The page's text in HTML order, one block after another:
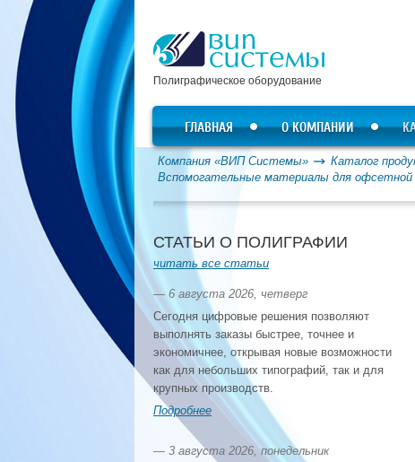
Полиграфическое оборудование
ГЛАВНАЯ О КОМПАНИИ
Компания «ВИП Системы» Каталог
Вспомогательные материалы для офсетной
СТАТЬИ О ПОЛИГРАФИИ
читать все статьи
— 6 августа 2026, четверг
Сегодня цифровые решения позволяют
выполнять заказы быстрее, точнее и
экономичнее, открывая новые возможности
как для небольших типографий, так и для
крупных производств.
Подробнее
— 3 августа 2026, понедельник